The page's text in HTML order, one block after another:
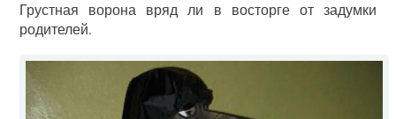
Грустная ворона вряд ли в восторге от задумки
родителей.